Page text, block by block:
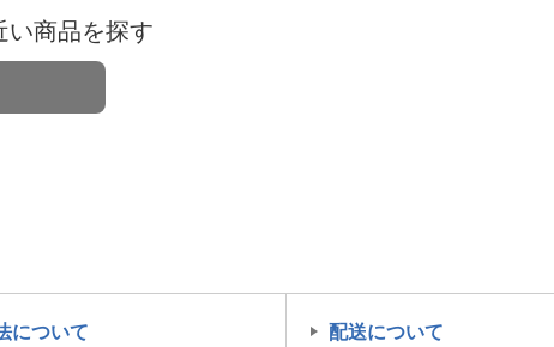
い商品を探す
について 配送について